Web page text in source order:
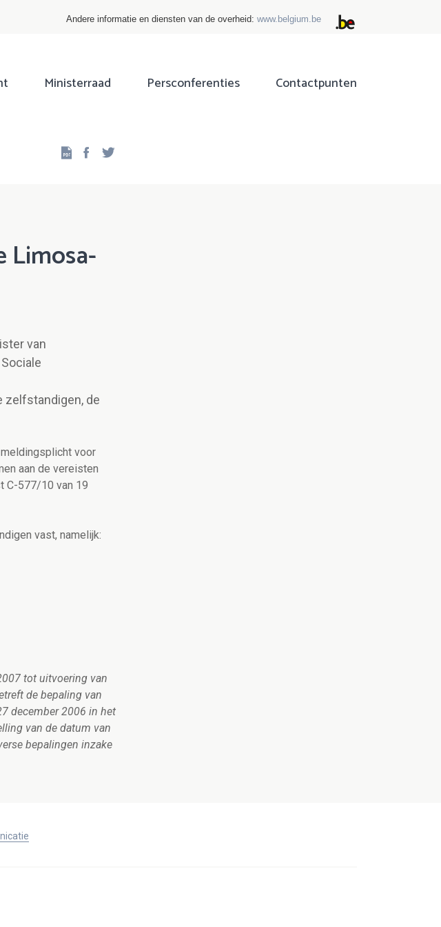
Andere informatie en diensten van de overheid: www.belgium.be
Ministerraad Persconferenties Contactpunten
Facebook
Limosa-
van
zelfstandigen, de
voor
aan de vereisten
C-577/10 van 19
vast, namelijk:
tot uitvoering van
de bepaling van
december 2006 in het
van de datum van
bepalingen inzake